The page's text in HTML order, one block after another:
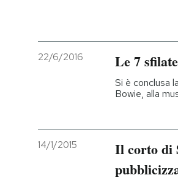
22/6/2016 Le 7
Si è conclusa
Bowie, alla
14/1/2015
Il corto di